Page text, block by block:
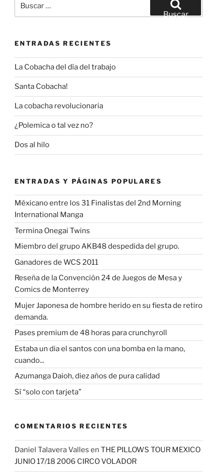
por:
Buscar
ENTRADAS RECIENTES
La Cobacha del día del trabajo
Santa Cobacha!
La cobacha revolucionaria
¿Polemica o tal vez no?
Dos al hilo
ENTRADAS Y PÁGINAS POPULARES
Méxicano entre los 31 Finalistas del 2nd Morning
International Manga
Termina Onegai Twins
Miembro del grupo AKB48 despedida del grupo.
Ganadores de WCS 2011
Reseña de la Convención 24 de Juegos de Mesa y
Comics de Monterrey
Mujer Japonesa de hombre herido en su fiesta de retiro
demanda.
Pases premium de 48 horas para crunchyroll
Estaba un dia el santos con una bomba en la mano,
cuando...
Azumanga Daioh, diez años de pura calidad
Sí “solo con tarjeta”
COMENTARIOS RECIENTES
Daniel Talavera Valles en THE PILLOWS TOUR MEXICO
JUNIO 17/18 2006 CIRCO VOLADOR